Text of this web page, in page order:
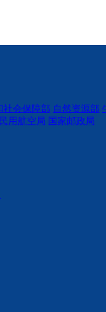
社会保障部 自然资源部
用航空局 国家邮政局